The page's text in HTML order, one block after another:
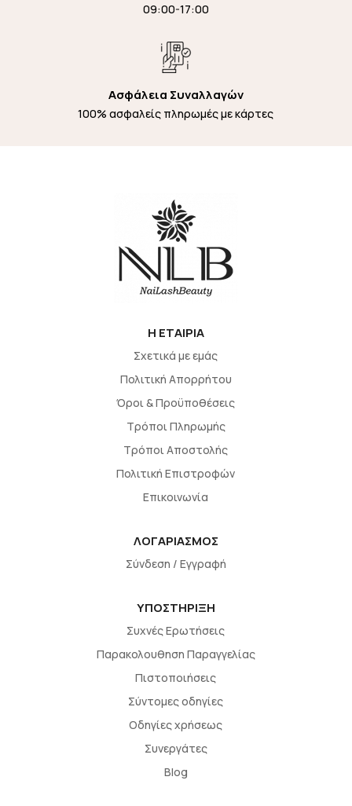
09:00-17:00
Ασφάλεια Συναλλαγών
100% ασφαλείς πληρωμές με κάρτες
H EΤΑΙΡΙΑ
Σχετικά με εμάς
Πολιτική Απορρήτου
Όροι & Προϋποθέσεις
Τρόποι Πληρωμής
Τρόποι Αποστολής
Πολιτική Επιστροφών
Επικοινωνία
ΛΟΓΑΡΙΑΣΜΟΣ
Σύνδεση / Εγγραφή
ΥΠΟΣΤΗΡΙΞΗ
Συχνές Ερωτήσεις
Παρακολουθηση Παραγγελίας
Πιστοποιήσεις
Σύντομες οδηγίες
Οδηγίες χρήσεως
Συνεργάτες
Blog